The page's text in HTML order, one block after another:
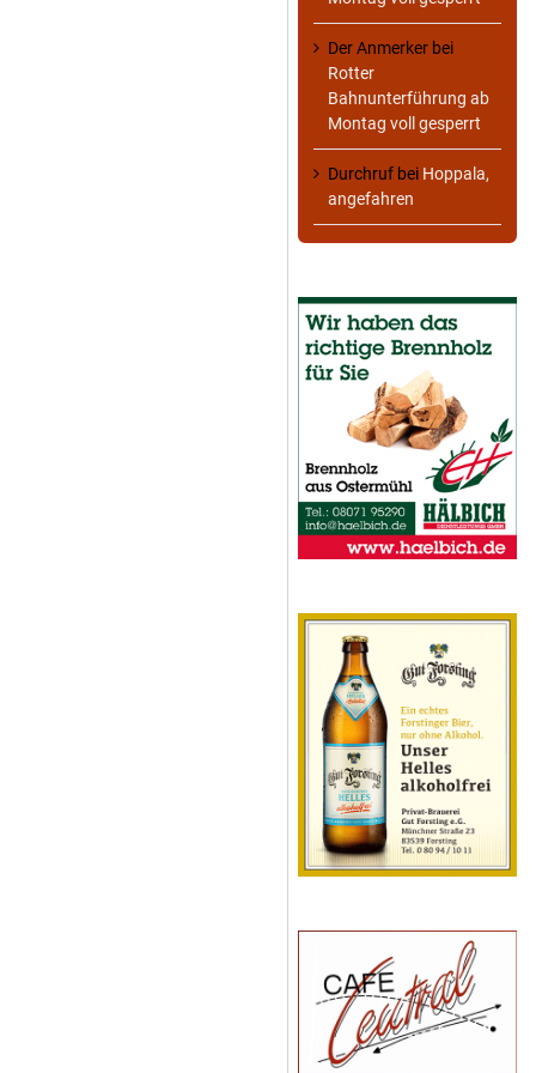
Der Anmerker bei
Rotter
Bahnunterführung ab
Montag voll gesperrt
Durchruf bei Hoppala,
angefahren